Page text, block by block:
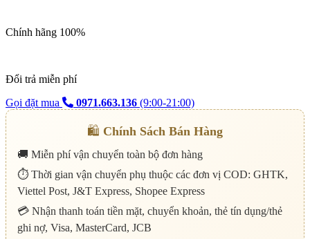
Chính hãng 100%
Đổi trả miễn phí
Gọi đặt mua
0971.663.136 (9:00-21:00)
🛍️ Chính Sách Bán Hàng
🚚 Miễn phí vận chuyển toàn bộ đơn hàng
⏱️ Thời gian vận chuyển phụ thuộc các đơn vị COD: GHTK,
Viettel Post, J&T Express, Shopee Express
💳 Nhận thanh toán tiền mặt, chuyển khoản, thẻ tín dụng/thẻ
ghi nợ, Visa, MasterCard, JCB